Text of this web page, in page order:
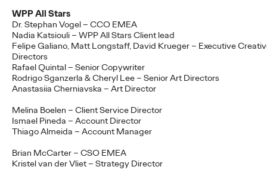
WPP All Stars
Dr. Stephan Vogel – CCO EMEA
Nadia Katsiouli – WPP All Stars Client lead
Felipe Galiano, Matt Longstaff, David Krueger – Executive
Directors
Rafael Quintal – Senior Copywriter
Rodrigo Sganzerla & Cheryl Lee – Senior Art Directors
Anastasiia Cherniavska – Art Director
Melina Boelen – Client Service Director
Ismael Pineda – Account Director
Thiago Almeida – Account Manager
Brian McCarter – CSO EMEA
Kristel van der Vliet – Strategy Director
Relations betreut, präsentiert nach dem…
More→
NEWS
Deutsche Bahn und
Ogilvy KI-kreieren
magische Momente.